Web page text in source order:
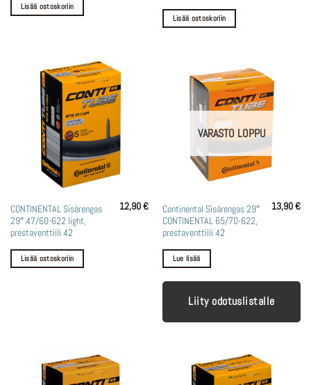
Lisää ostoskoriin
Lisää ostoskoriin
CONTINENTAL Sisärengas
29″ 47/60-622 light,
prestaventtiili 42
12,90€
Lisää ostoskoriin
VARASTO LOPPU
Continental Sisärengas 29″
CONTINENTAL 65/70-622,
prestaventtiili 42
13,90€
Lue lisää
Liity odotuslistalle